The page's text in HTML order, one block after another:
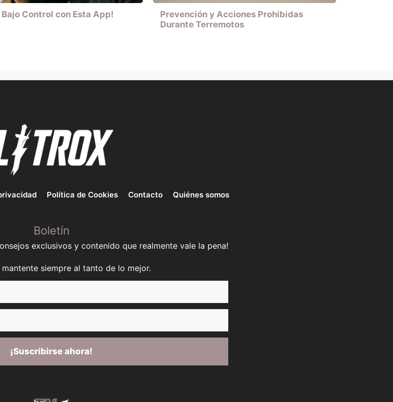
Bajo Control con Esta App!
Prevención y Acciones Prohibidas
Durante Terremotos
Política de Cookies Contacto Quiénes somos
Boletín
exclusivos y contenido que realmente vale la pena!
siempre al tanto de lo mejor.
¡Suscribirse ahora!